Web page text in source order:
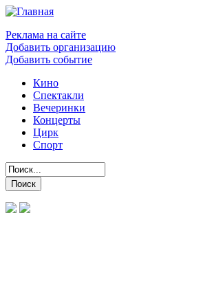
Реклама на сайте
Добавить организацию
Добавить событие
Кино
Спектакли
Вечеринки
Концерты
Цирк
Спорт